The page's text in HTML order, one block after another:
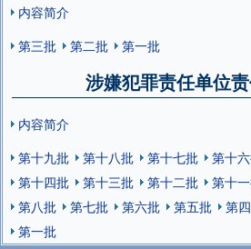
内容简介
第三批
第二批 第一批
涉嫌犯罪责任单位
内容简介
第十九批
第十八批 第十七批 第十
第十四批
第十三批 第十二批 第十
第八批
第七批 第六批 第五批 第
第一批